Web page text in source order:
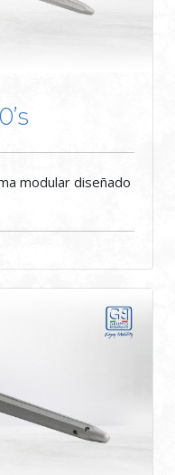
modular diseñado